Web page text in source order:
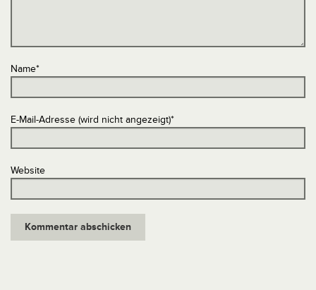
Name*
E-Mail-Adresse (wird nicht angezeigt)*
Website